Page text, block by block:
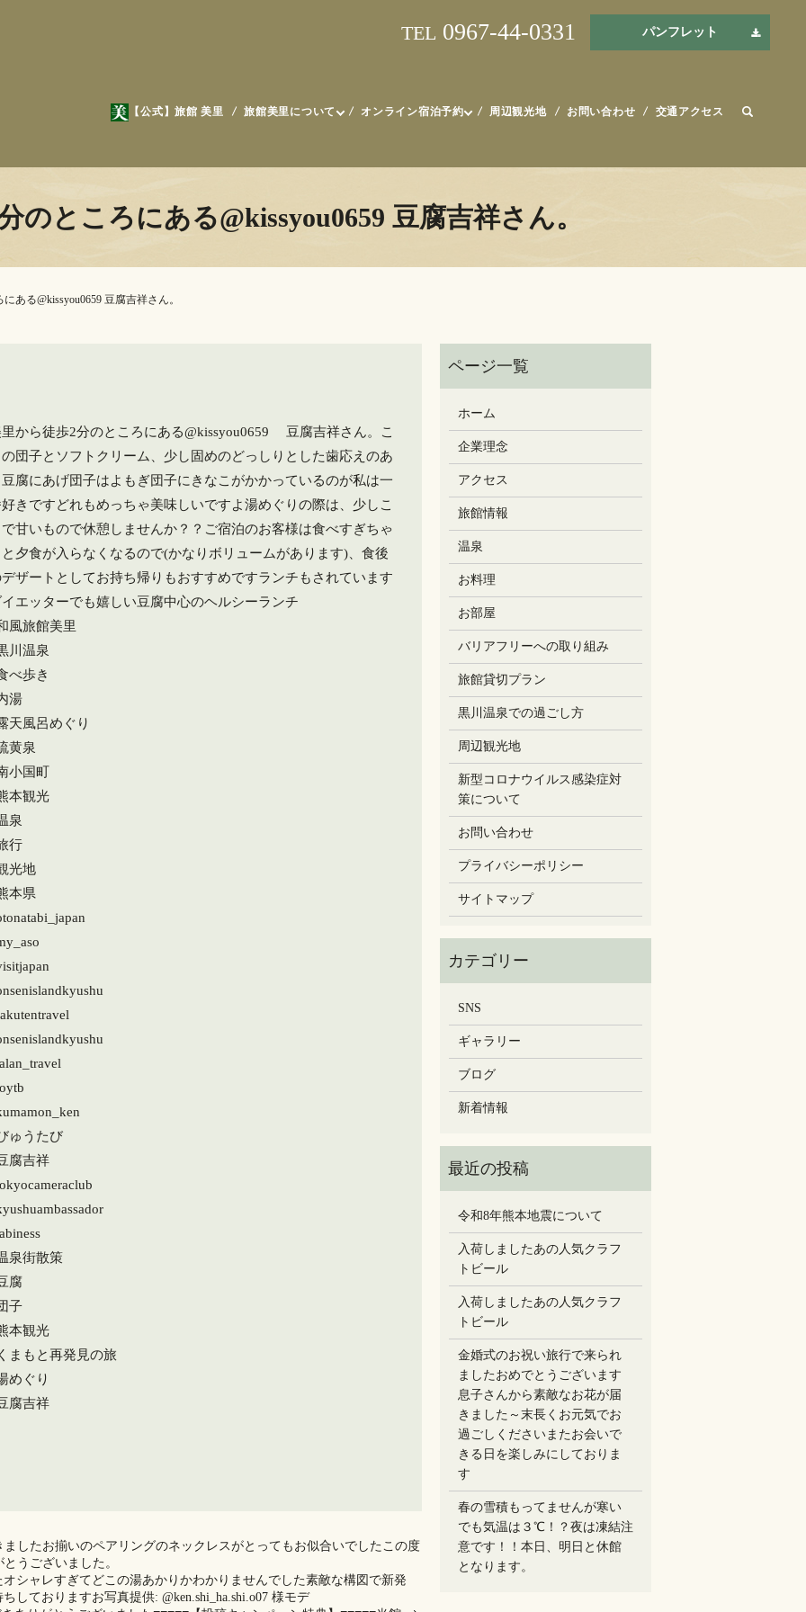
【公式】旅館 美里 旅館美里について オンライン宿泊予約 周辺観光地 お問い合わせ 交通アクセス
TEL 0967-44-0331 パンフレット
のところにある@kissyou0659 豆腐吉祥さん。
ある@kissyou0659 豆腐吉祥さん。
から徒歩2分のところにある@kissyou0659 豆腐吉祥さん。こ
団子とソフトクリーム、少し固めのどっしりとした歯応えのあ
腐にあげ️団子はよもぎ団子にきなこがかかっているのが私は一
きですどれもめっちゃ美味しいですよ湯めぐりの際は、少しこ
甘いもので休憩しませんか？？ご宿泊のお客様は食べすぎちゃ
夕食が入らなくなるので(かなりボリュームがあります)、食後
ザートとしてお持ち帰りもおすすめですランチもされています
エッターでも嬉しい豆腐中心のヘルシーランチ
風旅館美里
川温泉
べ歩き
湯
天風呂めぐり
黄泉
小国町
本観光
泉
行
光地
本県
ゅうたび
腐吉祥
泉街散策
腐
子
本観光
まもと再発見の旅
めぐり
腐吉祥
した️お揃いのペアリングのネックレスがとってもお似合いでしたこの度
うございました。
シャレすぎてどこの湯あかりかわかりませんでした️素敵な構図で新発
しておりますお写真提供: @ken.shi_ha.shi.o07 様モデ
ホーム
企業理念
アクセス
旅館情報
温泉
お料理
お部屋
バリアフリーへの取り組み
旅館貸切プラン
黒川温泉での過ごし方
周辺観光地
新型コロナウイルス感染症対
策について
お問い合わせ
プライバシーポリシー
サイトマップ
SNS
ギャラリー
ブログ
新着情報
令和8年熊本地震について
入荷しましたあの人気クラフ
トビール
入荷しましたあの人気クラフ
トビール
金婚式のお祝い旅行で来られ
ましたおめでとうございます
息子さんから素敵なお花が届
きました～末長くお元気でお
過ごしください️またお会いで
きる日を楽しみにしておりま
す
春の雪積もってませんが寒い
でも気温は３℃！？夜は凍結注
意です！！本日、明日と休館
となります。